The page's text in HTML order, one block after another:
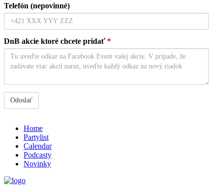
Telefón (nepovinné)
DnB akcie ktoré chcete pridať*
Home
Partylist
Calendar
Podcasty
Novinky